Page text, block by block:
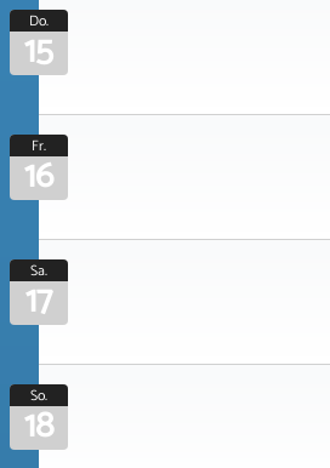
Do.
15
Fr.
16
Sa.
17
So.
18